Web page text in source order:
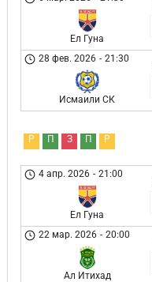
Ел Гуна
28 фев. 2026 - 21:30
Исмаили СК
Р П З П Р
4 апр. 2026 - 21:00
Ел Гуна
22 мар. 2026 - 20:00
Ал Итихад